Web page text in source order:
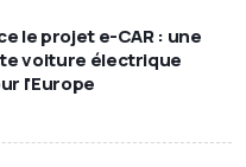
le projet e-CAR : une
voiture électrique
l'Europe